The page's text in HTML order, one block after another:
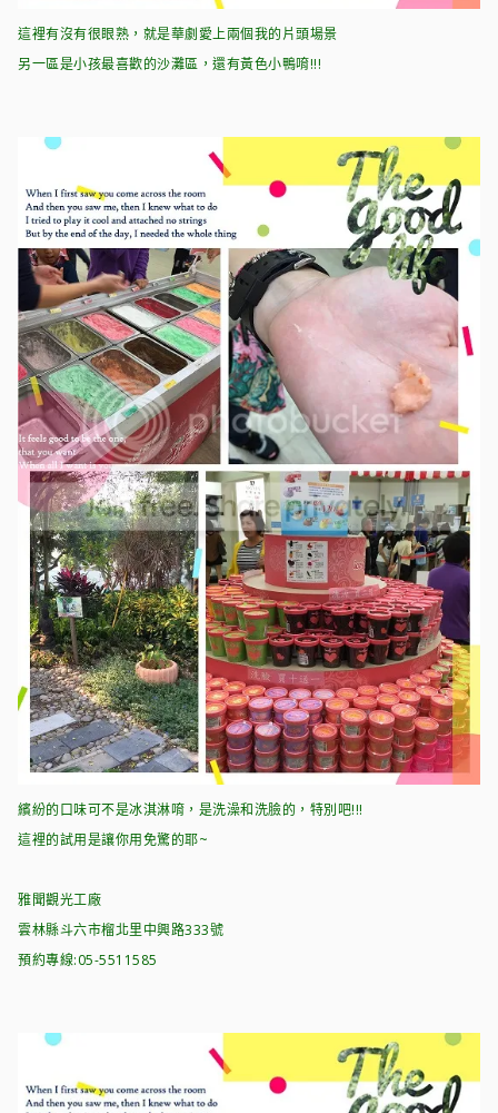
這裡有沒有很眼熟，就是華劇愛上兩個我的片頭場景
另一區是小孩最喜歡的沙灘區，還有黃色小鴨唷!!!
繽紛的口味可不是冰淇淋唷，是洗澡和洗臉的，特別吧!!!
這裡的試用是讓你用免驚的耶~
雅聞觀光工廠
雲林縣斗六市榴北里中興路333號
預約專線:05-5511585